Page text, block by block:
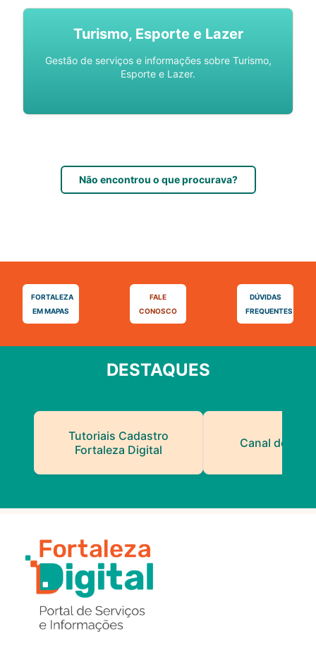
Turismo, Esporte e Lazer
Gestão de serviços e informações sobre Turismo,
Esporte e Lazer.
Não encontrou o que procurava?
FORTALEZA
EM MAPAS
FALE
CONOSCO
DÚVIDAS
FREQUENTES
DESTAQUES
Tutoriais Cadastro
Fortaleza Digital
Canal do